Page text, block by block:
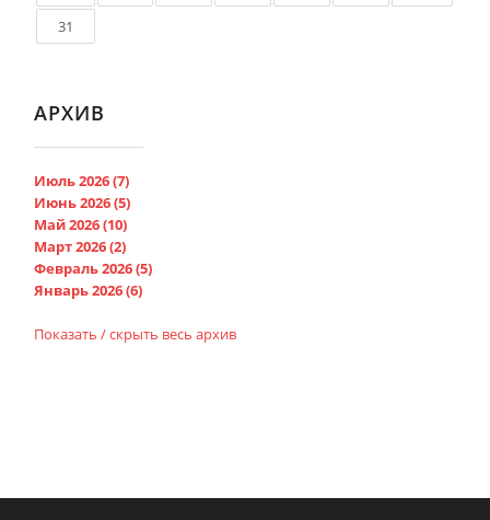
31
АРХИВ
Июль 2026 (7)
Июнь 2026 (5)
Май 2026 (10)
Март 2026 (2)
Февраль 2026 (5)
Январь 2026 (6)
Показать / скрыть весь архив